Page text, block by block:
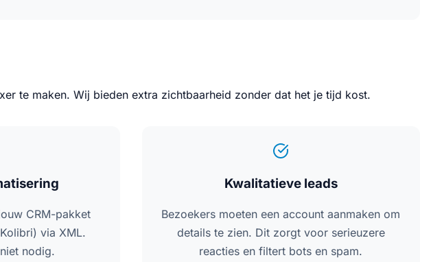
te maken. Wij bieden extra zichtbaarheid zonder dat het je tijd kost.
CRM-pakket
via XML.
nodig.
Kwalitatieve leads
Bezoekers moeten een account aanmaken om
details te zien. Dit zorgt voor serieuzere
reacties en filtert bots en spam.